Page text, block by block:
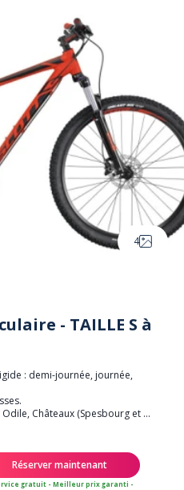
4
- TAILLE S à
: demi-journée, journée,
Châteaux (Spesbourg et ...
Réserver maintenant
gratuit - Meilleur prix garanti -